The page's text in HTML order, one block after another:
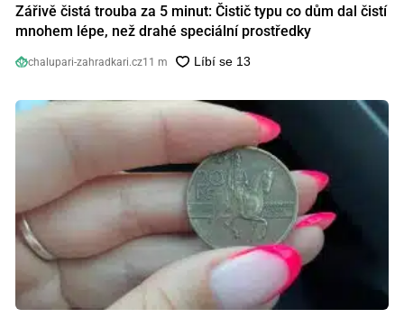
Zářivě čistá trouba za 5 minut: Čistič typu co dům dal čistí
mnohem lépe, než drahé speciální prostředky
chalupari-zahradkari.cz11 m